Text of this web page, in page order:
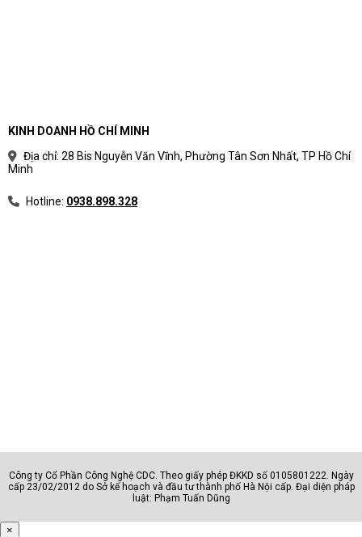
KINH DOANH HỒ CHÍ MINH
Địa chỉ: 28 Bis Nguyễn Văn Vĩnh, Phường Tân Sơn Nhất, TP Hồ Chí
Minh
Hotline: 0938.898.328
Công ty Cổ Phần Công Nghệ CDC. Theo giấy phép ĐKKD số 0105801222. Ngày
cấp 23/02/2012 do Sở kế hoạch và đầu tư thành phố Hà Nội cấp. Đại diện pháp
luật: Phạm Tuấn Dũng
×